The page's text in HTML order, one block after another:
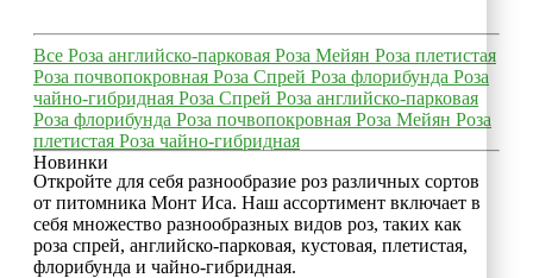
Все Роза английско-парковая Роза Мейян Роза плетистая
Роза почвопокровная Роза Спрей Роза флорибунда Роза
чайно-гибридная Роза Спрей Роза английско-парковая
Роза флорибунда Роза почвопокровная Роза Мейян Роза
плетистая Роза чайно-гибридная
Новинки
Откройте для себя разнообразие роз различных сортов
от питомника Монт Иса. Наш ассортимент включает в
себя множество разнообразных видов роз, таких как
роза спрей, английско-парковая, кустовая, плетистая,
флорибунда и чайно-гибридная.